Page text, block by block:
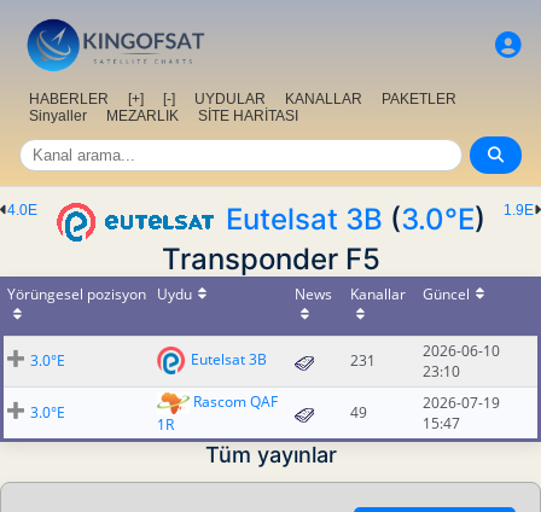
HABERLER [+] [-] UYDULAR KANALLAR
PAKETLER
Sinyaller
MEZARLIK SİTE HARİTASI
1.9E
4.0E Eutelsat 3B (3.0°E)
Transponder F5
Yörüngesel pozisyon Uydu News Kanallar Güncel
3.0°E Eutelsat 3B 231
2026-06-10
23:10
3.0°E
Rascom QAF
1R
49
2026-07-19
15:47
Tüm yayınlar